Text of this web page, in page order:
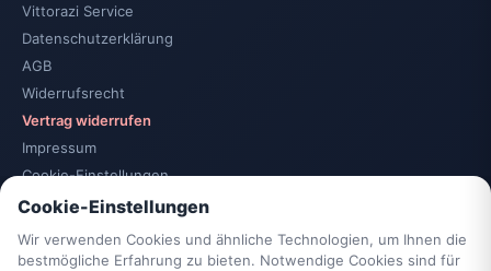
Vittorazi Service
Datenschutzerklärung
AGB
Widerrufsrecht
Vertrag widerrufen
Impressum
Cookie-Einstellungen
Barrierefreiheit
Cookie-Einstellungen
Wir verwenden Cookies und ähnliche Technologien, um Ihnen die
bestmögliche Erfahrung zu bieten. Notwendige Cookies sind für